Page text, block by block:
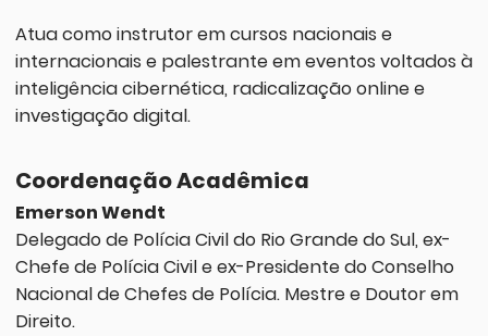
Atua como instrutor em cursos nacionais e
internacionais e palestrante em eventos voltados à
inteligência cibernética, radicalização online e
investigação digital.
Coordenação Acadêmica
Emerson Wendt
Delegado de Polícia Civil do Rio Grande do Sul, ex-
Chefe de Polícia Civil e ex-Presidente do Conselho
Nacional de Chefes de Polícia. Mestre e Doutor em
Direito.